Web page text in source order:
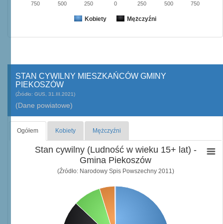
Kobiety Mężczyźni
750 500 250 0 250 500 750
STAN CYWILNY MIESZKAŃCÓW GMINY
PIEKOSZÓW
(Źródło: GUS, 31.III.2021)
(Dane powiatowe)
Ogółem Kobiety Mężczyźni
Stan cywilny (Ludność w wieku 15+ lat) -
Gmina Piekoszów
(Źródło: Narodowy Spis Powszechny 2011)